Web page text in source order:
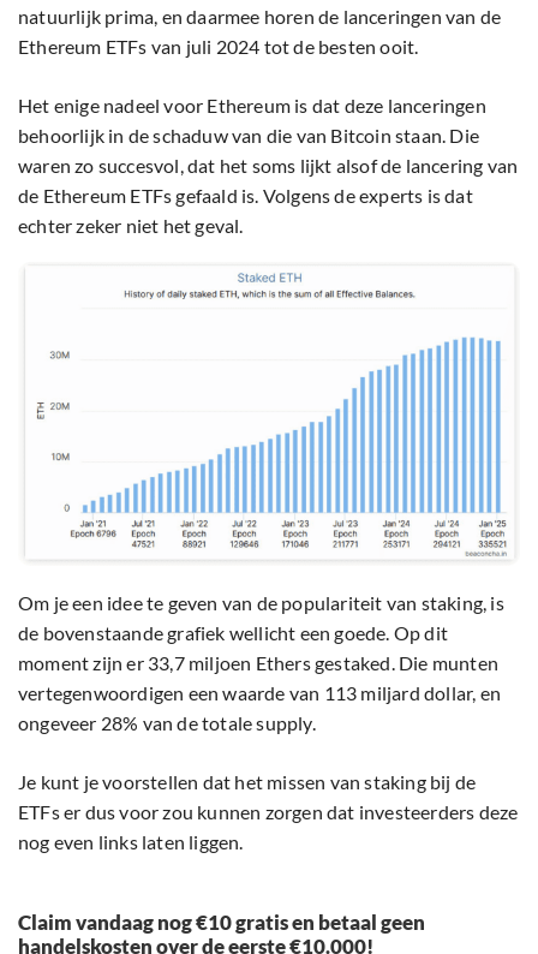
natuurlijk prima, en daarmee horen de lanceringen van de
Ethereum ETFs van juli 2024 tot de besten ooit.
Het enige nadeel voor Ethereum is dat deze lanceringen
behoorlijk in de schaduw van die van Bitcoin staan. Die
waren zo succesvol, dat het soms lijkt alsof de lancering van
de Ethereum ETFs gefaald is. Volgens de experts is dat
echter zeker niet het geval.
Om je een idee te geven van de populariteit van staking, is
de bovenstaande grafiek wellicht een goede. Op dit
moment zijn er 33,7 miljoen Ethers gestaked. Die munten
vertegenwoordigen een waarde van 113 miljard dollar, en
ongeveer 28% van de totale supply.
Je kunt je voorstellen dat het missen van staking bij de
ETFs er dus voor zou kunnen zorgen dat investeerders deze
nog even links laten liggen.
Claim vandaag nog €10 gratis en betaal geen
handelskosten over de eerste €10.000!